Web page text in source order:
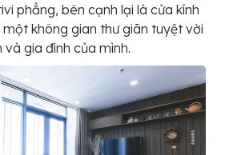
phẳng, bên cạnh lại là cửa kính
không gian thư giãn tuyệt vời
gia đình của mình.